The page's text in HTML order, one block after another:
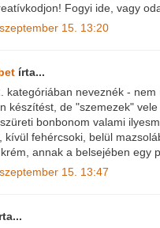
Fogyi ide, vagy
15. 13:20
írta...
kategóriában neveznék -
készítést, de "szemezek"
bonbonom valami
kívül fehércsoki, belül
annak a belsejében egy
15. 13:47